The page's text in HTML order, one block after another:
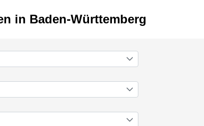
in Baden-Württemberg